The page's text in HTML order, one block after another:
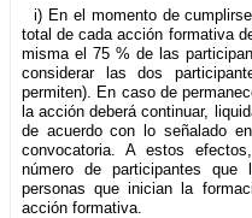
i) En el momento de
total de cada acción formativa
misma el 75 % de las
considerar las dos
permiten). En caso de
la acción deberá continuar,
de acuerdo con lo señalado
convocatoria. A estos
número de participantes
personas que inician la
acción formativa.